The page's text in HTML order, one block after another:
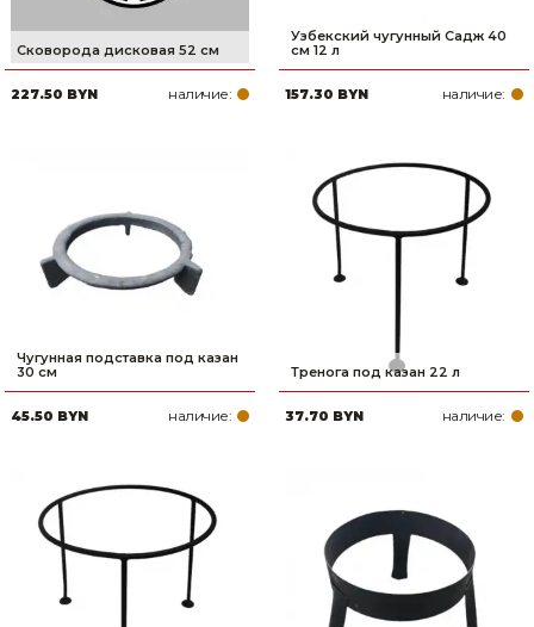
Сковорода дисковая 52 см
227.50 BYN наличие:
Узбекский чугунный Садж 40
см 12 л
157.30 BYN наличие:
Чугунная подставка под казан
30 см
45.50 BYN наличие:
Тренога под казан 22 л
37.70 BYN наличие: